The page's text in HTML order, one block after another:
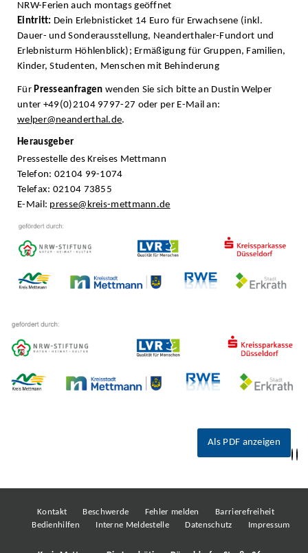
NRW-Ferien auch montags geöffnet
Eintritt: Dein Erlebnisticket 14 Euro für Erwachsene (inkl.
Dauer- und Sonderausstellung, Neanderthaler-Fundort und
Erlebnisturm Höhlenblick); Ermäßigung für Gruppen, Familien,
Kinder, Studenten, Menschen mit Behinderung
Für Presseanfragen wenden Sie sich bitte an Dustin Welper
unter +49(0)2104 9797-27 oder per E-Mail an:
welper@neanderthal.de.
Herausgeber
Pressestelle des Kreises Mettmann
Telefon: 02104 99-1074
Telefax: 02104 73855
E-Mail: presse@kreis-mettmann.de
Als PDF anzeigen
Kontakt Beschwerde Fehler melden
Barrierefreiheit
Bedienhilfen
Interne Meldestelle Datenschutz Impressum